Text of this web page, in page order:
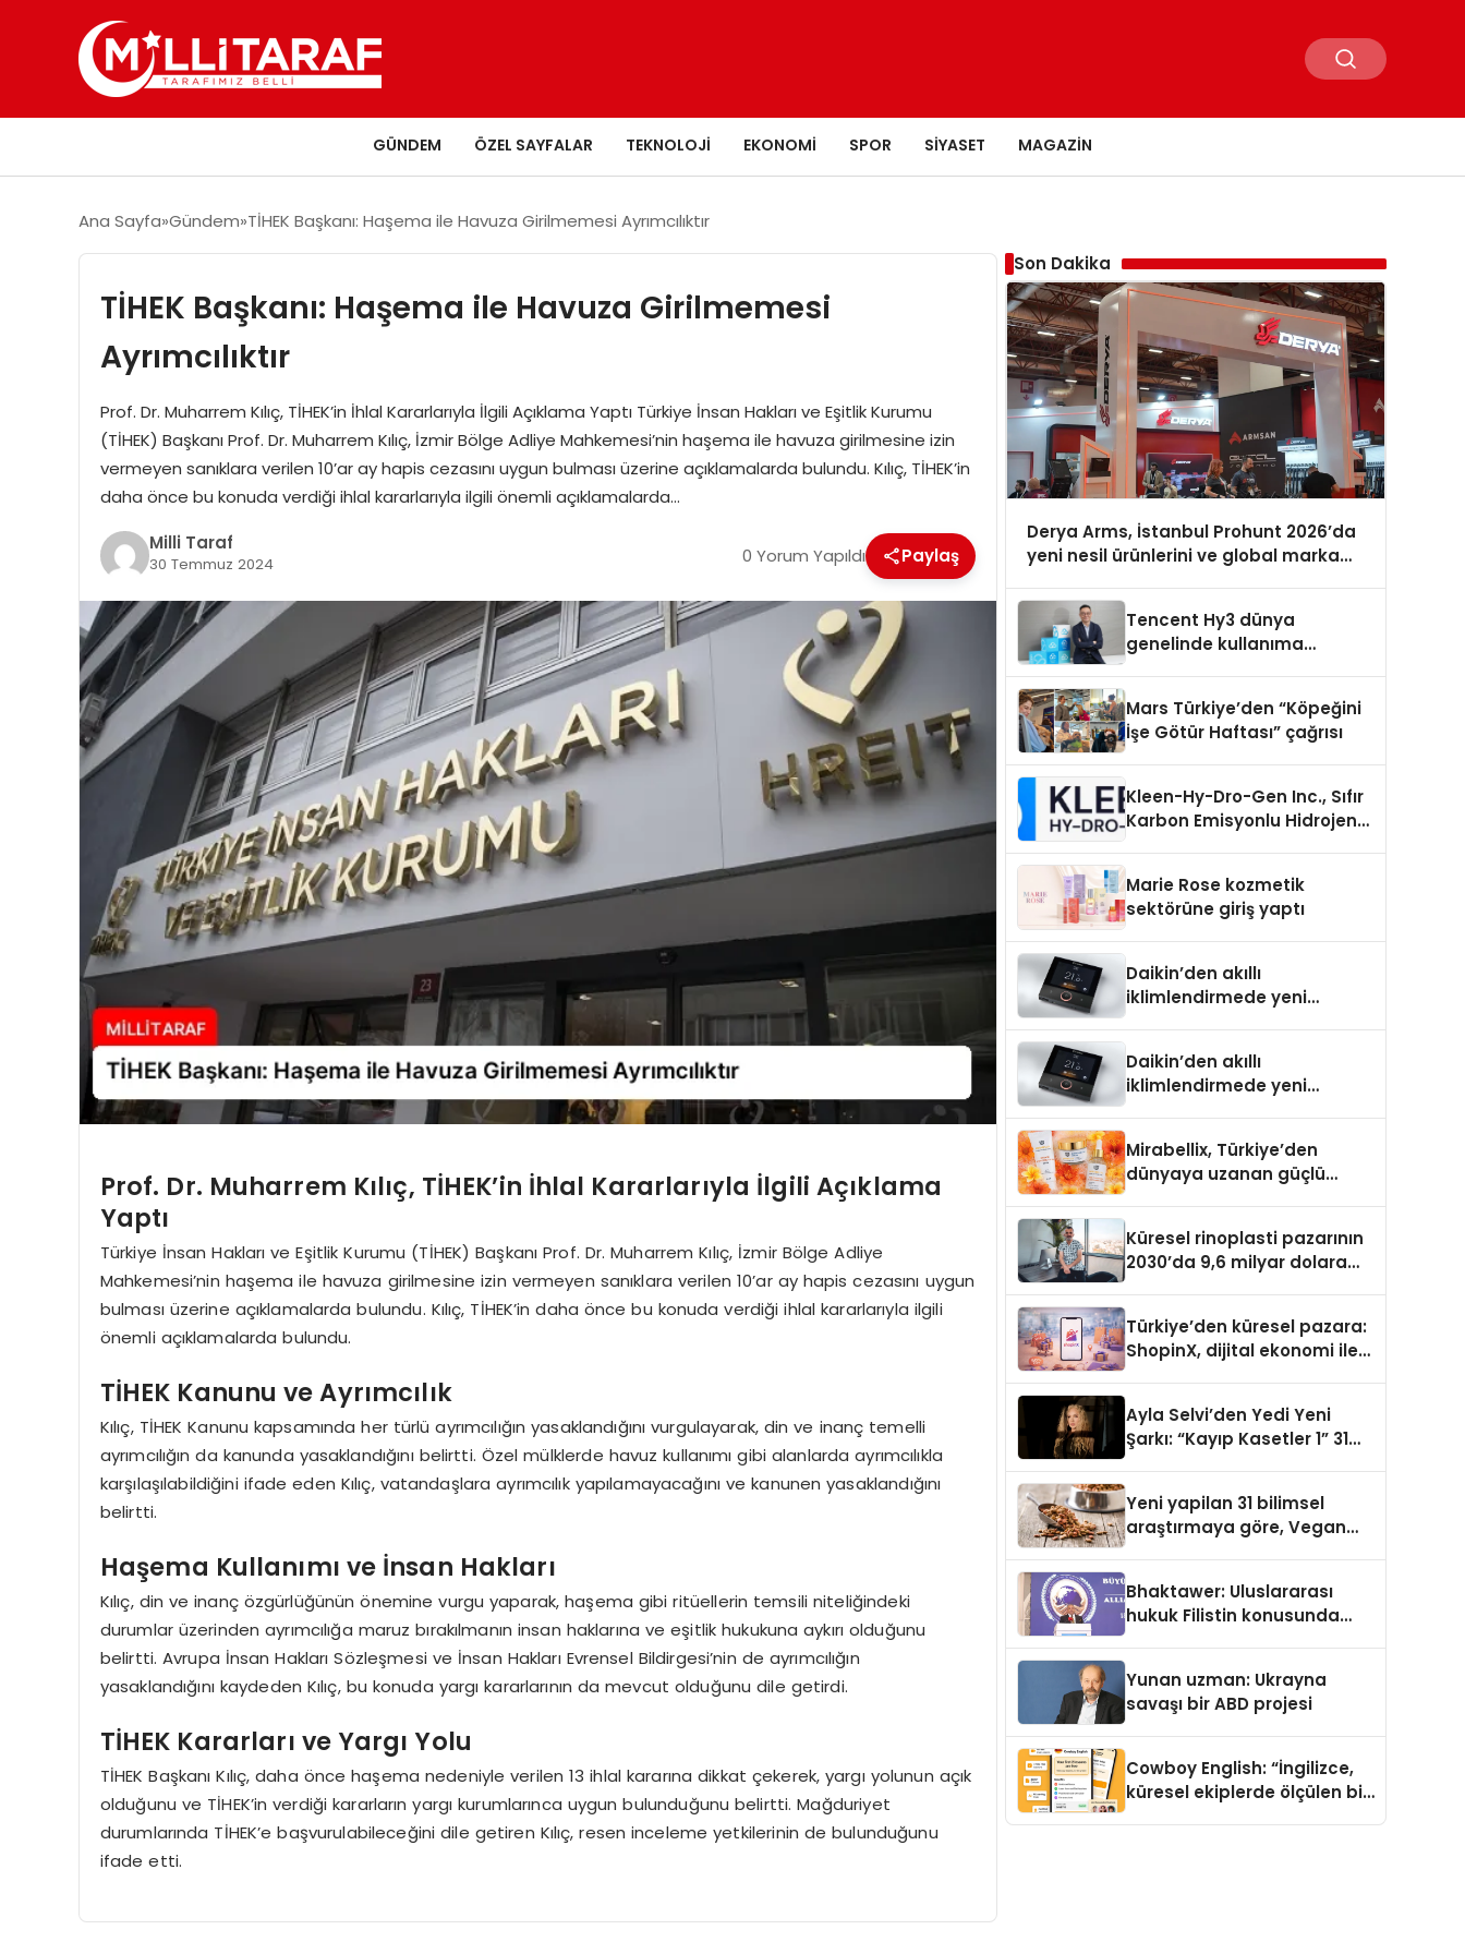
GÜNDEM ÖZEL SAYFALAR TEKNOLOJI EKONOMI SPOR SIYASET MAGAZIN
Ana Sayfa Gündem TİHEK Başkanı: Haşema ile Havuza Girilmemesi Ayrımcılıktır
TİHEK Başkanı: Haşema ile Havuza Girilmemesi
Ayrımcılıktır
Prof. Dr. Muharrem Kılıç, TİHEK’in İhlal Kararlarıyla İlgili Açıklama Yaptı Türkiye İnsan Hakları ve Eşitlik Kurumu
(TİHEK) Başkanı Prof. Dr. Muharrem Kılıç, İzmir Bölge Adliye Mahkemesi’nin haşema ile havuza girilmesine izin
vermeyen sanıklara verilen 10’ar ay hapis cezasını uygun bulması üzerine açıklamalarda bulundu. Kılıç, TİHEK’in
daha önce bu konuda verdiği ihlal kararlarıyla ilgili önemli açıklamalarda…
Milli Taraf
30 Temmuz 2024 0 Yorum Yapıldı Paylaş
Prof. Dr. Muharrem Kılıç, TİHEK’in İhlal Kararlarıyla İlgili Açıklama
Yaptı
Türkiye İnsan Hakları ve Eşitlik Kurumu (TİHEK) Başkanı Prof. Dr. Muharrem Kılıç, İzmir Bölge Adliye
Mahkemesi’nin haşema ile havuza girilmesine izin vermeyen sanıklara verilen 10’ar ay hapis cezasını uygun
bulması üzerine açıklamalarda bulundu. Kılıç, TİHEK’in daha önce bu konuda verdiği ihlal kararlarıyla ilgili
önemli açıklamalarda bulundu.
TİHEK Kanunu ve Ayrımcılık
Kılıç, TİHEK Kanunu kapsamında her türlü ayrımcılığın yasaklandığını vurgulayarak, din ve inanç temelli
ayrımcılığın da kanunda yasaklandığını belirtti. Özel mülklerde havuz kullanımı gibi alanlarda ayrımcılıkla
karşılaşılabildiğini ifade eden Kılıç, vatandaşlara ayrımcılık yapılamayacağını ve kanunen yasaklandığını
belirtti.
Haşema Kullanımı ve İnsan Hakları
Kılıç, din ve inanç özgürlüğünün önemine vurgu yaparak, haşema gibi ritüellerin temsili niteliğindeki
durumlar üzerinden ayrımcılığa maruz bırakılmanın insan haklarına ve eşitlik hukukuna aykırı olduğunu
belirtti. Avrupa İnsan Hakları Sözleşmesi ve İnsan Hakları Evrensel Bildirgesi’nin de ayrımcılığın
yasaklandığını kaydeden Kılıç, bu konuda yargı kararlarının da mevcut olduğunu dile getirdi.
TİHEK Kararları ve Yargı Yolu
TİHEK Başkanı Kılıç, daha önce haşema nedeniyle verilen 13 ihlal kararına dikkat çekerek, yargı yolunun açık
olduğunu ve TİHEK’in verdiği kararların yargı kurumlarınca uygun bulunduğunu belirtti. Mağduriyet
durumlarında TİHEK’e başvurulabileceğini dile getiren Kılıç, resen inceleme yetkilerinin de bulunduğunu
ifade etti.
Son Dakika
Derya Arms, İstanbul Prohunt 2026’da
yeni nesil ürünlerini ve global marka
Tencent Hy3 dünya
genelinde kullanıma
Mars Türkiye’den “Köpeğini
İşe Götür Haftası” çağrısı
Kleen-Hy-Dro-Gen Inc., Sıfır
Karbon Emisyonlu Hidrojen
Aldı
Marie Rose kozmetik
sektörüne giriş yaptı
Daikin’den akıllı
iklimlendirmede yeni
Daikin’den akıllı
iklimlendirmede yeni
Mirabellix, Türkiye’den
dünyaya uzanan güçlü
Küresel rinoplasti pazarının
2030’da 9,6 milyar dolara
Türkiye’den küresel pazara:
ShopinX, dijital ekonomi ile
Ayla Selvi’den Yedi Yeni
Şarkı: “Kayıp Kasetler 1” 31
Yeni yapilan 31 bilimsel
araştırmaya göre, Vegan
Sindirildiğini Ortaya Koydu
Bhaktawer: Uluslararası
hukuk Filistin konusunda
Yunan uzman: Ukrayna
savaşı bir ABD projesi
Cowboy English: “İngilizce,
küresel ekiplerde ölçülen bir